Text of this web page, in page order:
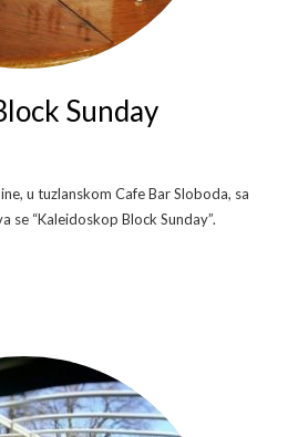
Sunday
u tuzlanskom Cafe Bar Sloboda, sa
“Kaleidoskop Block Sunday”.